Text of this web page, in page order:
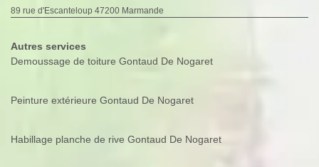
89 rue d'Escanteloup 47200 Marmande
Autres services
Demoussage de toiture Gontaud De Nogaret
Peinture extérieure Gontaud De Nogaret
Habillage planche de rive Gontaud De Nogaret